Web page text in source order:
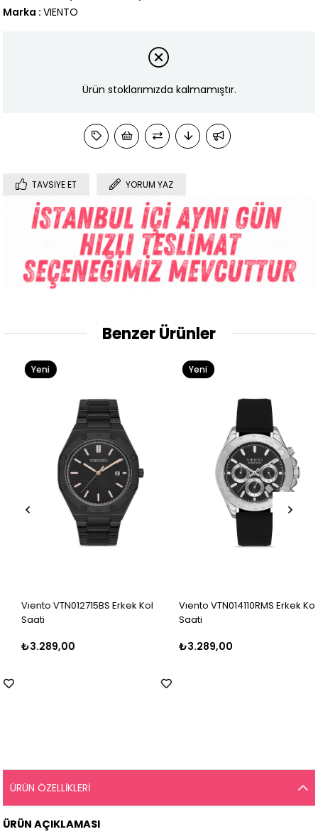
Marka : VIENTO
Ürün stoklarımızda kalmamıştır.
TAVSIYE ET YORUM YAZ
Benzer Ürünler
Vıento VTN012715BS Erkek Kol
Saati
₺3.289,00
Yeni
Vıento VTN014110RMS Erkek Kol
Saati
₺3.289,00
Yeni
ÜRÜN ÖZELLIKLERI
ÜRÜN AÇIKLAMASI